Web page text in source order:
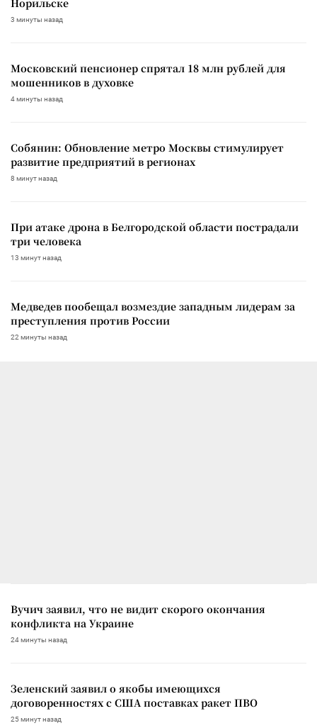
3 минуты назад
Московский пенсионер спрятал 18 млн рублей для
мошенников в духовке
4 минуты назад
Собянин: Обновление метро Москвы стимулирует
развитие предприятий в регионах
8 минут назад
При атаке дрона в Белгородской области пострадали
три человека
13 минут назад
Медведев пообещал возмездие западным лидерам за
преступления против России
22 минуты назад
Вучич заявил, что не видит скорого окончания
конфликта на Украине
24 минуты назад
Зеленский заявил о якобы имеющихся
договоренностях с США поставках ракет ПВО
25 минут назад